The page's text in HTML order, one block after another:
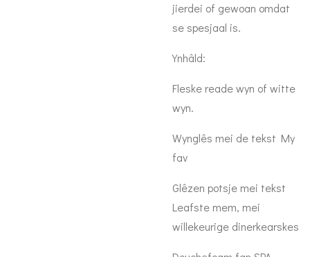
jierdei of gewoan omdat
se spesjaal is.
Ynhâld:
Fleske reade wyn of witte
wyn.
Wynglês mei de tekst My
fav
Glêzen potsje mei tekst
Leafste mem, mei
willekeurige dinerkearskes